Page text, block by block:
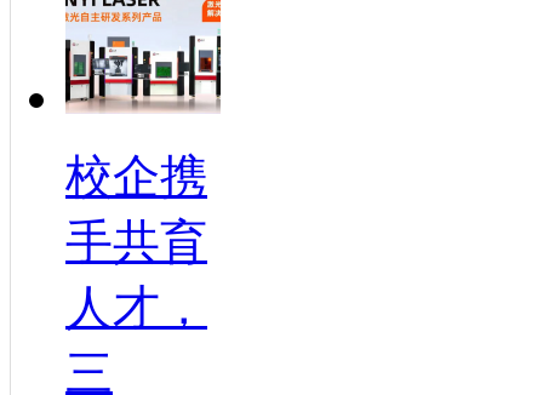
校企携
手共育
人才，
三